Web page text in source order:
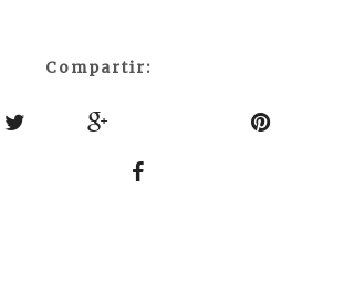
Compartir: